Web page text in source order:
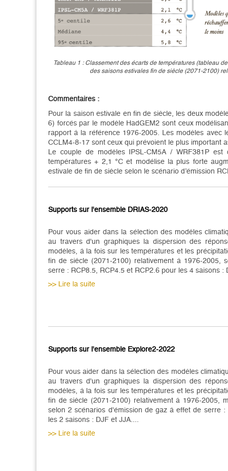
Tableau 1 : Classement des écarts de températures (tableau
des saisons estivales fin de siècle (2071-2100)
Commentaires :
Pour la saison estivale en fin de siècle, les deux
6) forcés par le modèle HadGEM2 sont ceux
rapport à la référence 1976-2005. Les modèles avec
CCLM4-8-17 sont ceux qui prévoient le plus important
Le couple de modèles IPSL-CM5A / WRF381P
températures + 2,1 °C et modélise la plus forte
estivale de fin de siècle selon le scénario d’émission
Supports sur l'ensemble DRIAS-2020
Pour vous aider dans la sélection des modèles
au travers d'un graphiques la dispersion des
modèles, à la fois sur les températures et les
fin de siècle (2071-2100) relativement à 1976-2005,
serre : RCP8.5, RCP4.5 et RCP2.6 pour les 4 saisons :
>> Lire la suite
Supports sur l'ensemble Explore2-2022
Pour vous aider dans la sélection des modèles
au travers d'un graphiques la dispersion des
modèles, à la fois sur les températures et les
fin de siècle (2071-2100) relativement à 1976-2005,
selon 2 scénarios d'émission de gaz à effet de serre
les 2 saisons : DJF et JJA....
>> Lire la suite